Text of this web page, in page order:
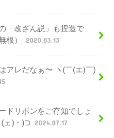
「改ざん説」も捏造で
根）
2020.03.13
アレだなぁ〜 ヽ(￣(エ)￣)
ドリボンをご存知でしょ
(ェ)・)⊃ 2024.07.17